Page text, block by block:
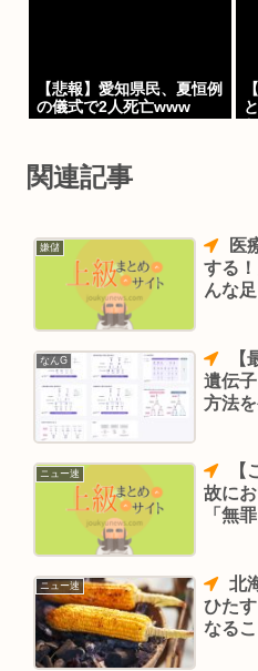
【悲報】愛知県民、夏恒例
の儀式で2人死亡www
関連記事
嫌儲
する
んな
なんG
遺伝
方法
ニュー速
故に
「無
ニュー速
北海道産トウモロコシだけを
ひた
なる